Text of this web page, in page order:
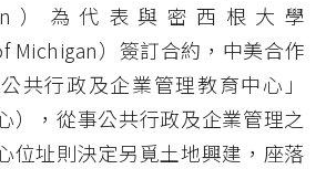
）為代表與密西根大學
Michigan）簽訂合約，中美合作
共行政及企業管理教育中心」
），從事公共行政及企業管理之
位址則決定另覓土地興建，座落